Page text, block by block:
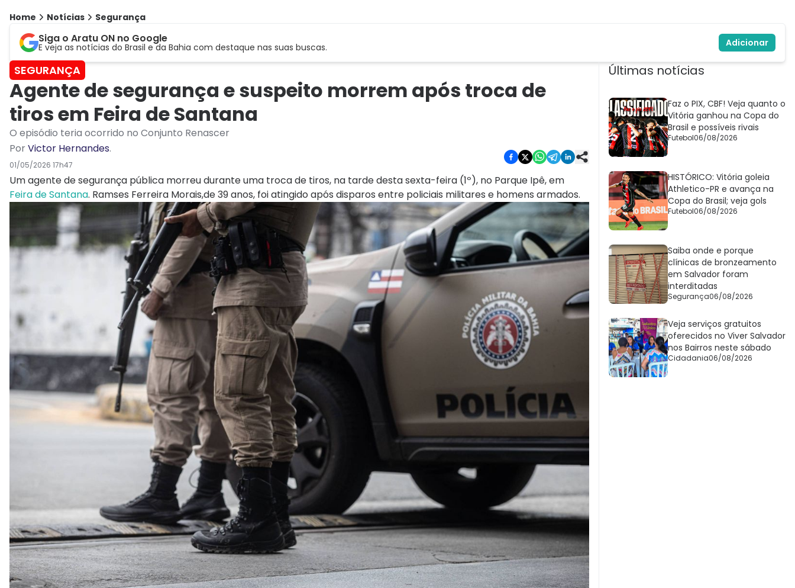
Home Notícias Segurança
Siga o Aratu ON no Google
E veja as notícias do Brasil e da Bahia com destaque nas suas buscas. Adicionar
SEGURANÇA
Agente de segurança e suspeito morrem após troca de
tiros em Feira de Santana
O episódio teria ocorrido no Conjunto Renascer
PorVictor Hernandes.
01/05/2026 17h47
Um agente de segurança pública morreu durante uma troca de tiros, na tarde desta sexta-feira (1º), no Parque Ipê, em
Feira de Santana. Ramses Ferreira Morais,de 39 anos, foi atingido após disparos entre policiais militares e homens armados.
Últimas notícias
Faz o PIX, CBF! Veja quanto o
Vitória ganhou na Copa do
Brasil e possíveis rivais
Futebol06/08/2026
HISTÓRICO: Vitória goleia
Athletico-PR e avança na
Copa do Brasil; veja gols
Futebol06/08/2026
Saiba onde e porque
clínicas de bronzeamento
em Salvador foram
interditadas
Segurança06/08/2026
Veja serviços gratuitos
oferecidos no Viver Salvador
nos Bairros neste sábado
Cidadania06/08/2026